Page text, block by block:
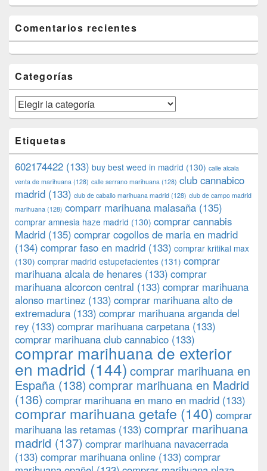
Comentarios recientes
Categorías
Categorías
Etiquetas
602174422 (133) buy best weed in madrid (130) calle alcala
venta de marihuana (128) calle serrano marihuana (128) club cannabico
madrid (133) club de caballo marihuana madrid (128) club de campo madrid
marihuana (128) comparr marihuana malasaña (135)
comprar amnesia haze madrid (130) comprar cannabis
Madrid (135) comprar cogollos de maria en madrid
(134) comprar faso en madrid (133) comprar kritikal max
(130) comprar madrid estupefacientes (131) comprar
marihuana alcala de henares (133) comprar
marihuana alcorcon central (133) comprar marihuana
alonso martinez (133) comprar marihuana alto de
extremadura (133) comprar marihuana arganda del
rey (133) comprar marihuana carpetana (133)
comprar marihuana club cannabico (133)
comprar marihuana de exterior
en madrid (144) comprar marihuana en
España (138) comprar marihuana en Madrid
(136) comprar marihuana en mano en madrid (133)
comprar marihuana getafe (140) comprar
marihuana las retamas (133) comprar marihuana
madrid (137) comprar marihuana navacerrada
(133) comprar marihuana online (133) comprar